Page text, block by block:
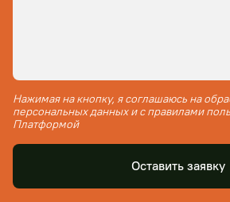
Нажимая на кнопку, я соглашаюсь на
персональных данных и с правилами
Платформой
Оставить заявку